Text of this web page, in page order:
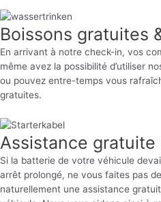
Boissons gratuites
En arrivant à notre check-in, vos
même avez la possibilité d’utiliser
ou pouvez entre-temps vous
gratuites.
Assistance gratuite
Si la batterie de votre véhicule
arrêt prolongé, ne vous faites pas
naturellement une assistance